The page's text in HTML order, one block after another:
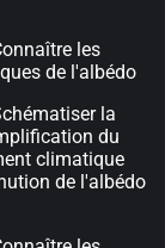
les
de l'albédo
la
du
climatique
de l'albédo